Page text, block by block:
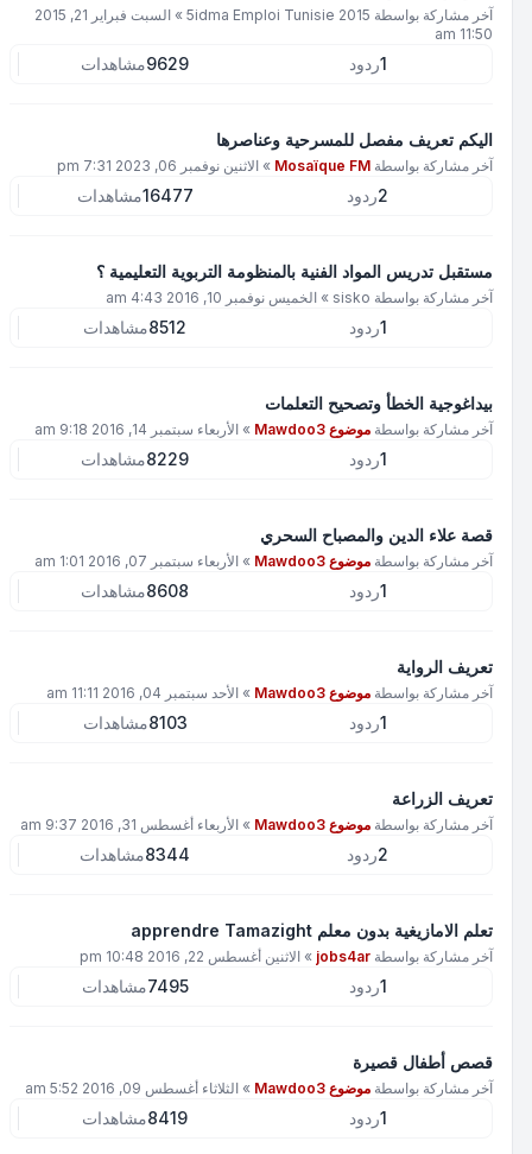
آخر مشاركة بواسطة5idma Emploi Tunisie 2015
»
السبت فبراير 21, 2015
11:50 am
ردود 9629مشاهدات
اليكم تعريف مفصل للمسرحية وعناصرها
آخر مشاركة بواسطةMosaïque FM
»الاثنين نوفمبر 06, 2023 7:31 pm
ردود 16477مشاهدات
مستقبل تدريس المواد الفنية بالمنظومة التربوية التعليمية ؟
آخر مشاركة بواسطةsisko
»الخميس نوفمبر 10, 2016 4:43 am
ردود 8512مشاهدات
بيداغوجية الخطأ وتصحيح التعلمات
آخر مشاركة بواسطةموضوع Mawdoo3 »الأربعاء سبتمبر 14, 2016 9:18 am
ردود 8229مشاهدات
قصة علاء الدين والمصباح السحري
آخر مشاركة بواسطةموضوع Mawdoo3 »الأربعاء سبتمبر 07, 2016 1:01 am
ردود 8608مشاهدات
تعريف الرواية
آخر مشاركة بواسطةموضوع Mawdoo3 »الأحد سبتمبر 04, 2016 11:11 am
ردود 8103مشاهدات
تعريف الزراعة
آخر مشاركة بواسطةموضوع Mawdoo3 »الأربعاء أغسطس 31, 2016 9:37 am
ردود 8344مشاهدات
تعلم الامازيغية بدون معلم apprendre Tamazight
آخر مشاركة بواسطةjobs4ar
»الاثنين أغسطس 22, 2016 10:48 pm
ردود 7495مشاهدات
قصص أطفال قصيرة
آخر مشاركة بواسطةموضوع Mawdoo3 »الثلاثاء أغسطس 09, 2016 5:52 am
ردود 8419مشاهدات